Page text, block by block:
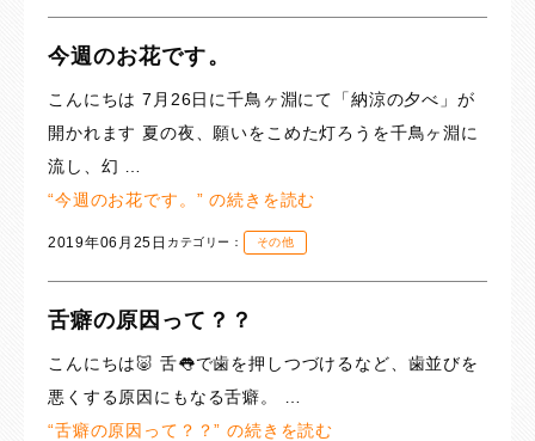
今週のお花です。
こんにちは 7月26日に千鳥ヶ淵にて「納涼の夕べ」が
開かれます 夏の夜、願いをこめた灯ろうを千鳥ヶ淵に
流し、幻 …
“今週のお花です。” の続きを読む
2019年06月25日 カテゴリー： その他
舌癖の原因って？？
こんにちは🐷 舌👅で歯を押しつづけるなど、歯並びを
悪くする原因にもなる舌癖。 …
“舌癖の原因って？？” の続きを読む